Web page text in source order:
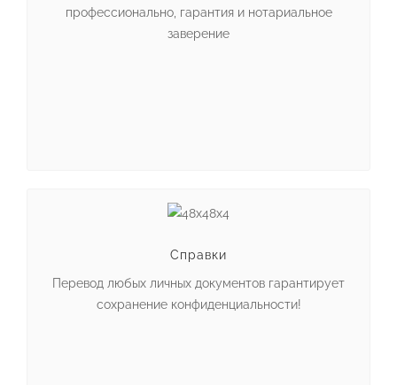
профессионально, гарантия и нотариальное
заверение
Справки
Перевод любых личных документов гарантирует
сохранение конфиденциальности!